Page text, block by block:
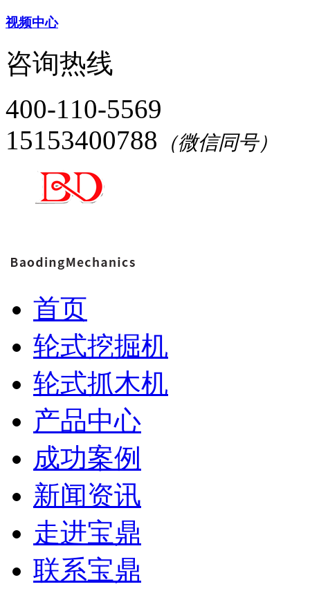
视频中心
咨询热线
400-110-5569
15153400788 （微信同号）
首页
轮式挖掘机
轮式抓木机
产品中心
成功案例
新闻资讯
走进宝鼎
联系宝鼎